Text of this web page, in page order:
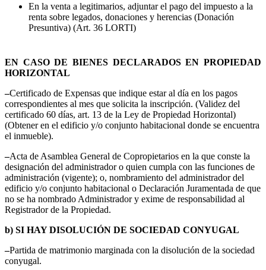
En la venta a legitimarios, adjuntar el pago del impuesto a la
renta sobre legados, donaciones y herencias (Donación
Presuntiva) (Art. 36 LORTI)
EN CASO DE BIENES DECLARADOS EN PROPIEDAD
HORIZONTAL
–Certificado de Expensas que indique estar al día en los pagos
correspondientes al mes que solicita la inscripción. (Validez del
certificado 60 días, art. 13 de la Ley de Propiedad Horizontal)
(Obtener en el edificio y/o conjunto habitacional donde se encuentra
el inmueble).
–Acta de Asamblea General de Copropietarios en la que conste la
designación del administrador o quien cumpla con las funciones de
administración (vigente); o, nombramiento del administrador del
edificio y/o conjunto habitacional o Declaración Juramentada de que
no se ha nombrado Administrador y exime de responsabilidad al
Registrador de la Propiedad.
b) SI HAY DISOLUCIÓN DE SOCIEDAD CONYUGAL
–Partida de matrimonio marginada con la disolución de la sociedad
conyugal.